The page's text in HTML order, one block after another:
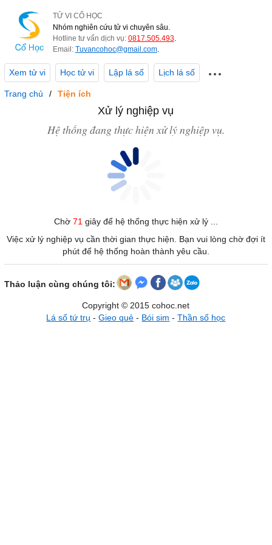
TỬ VI CỔ HỌC
Nhóm nghiên cứu tử vi chuyên sâu.
Hotline tư vấn dịch vụ: 0817.505.493.
Email: Tuvancohoc@gmail.com.
Xem tử vi Học tử vi Lập lá số Lịch lá số
Trang chủ Tiện ích
Xử lý nghiệp vụ
Hệ thống đang thực hiện xử lý nghiệp vụ.
Chờ 71 giây để hệ thống thực hiện xử lý ...
Việc xử lý nghiệp vụ cần thời gian thực hiện. Bạn vui lòng chờ đợi ít
phút để hệ thống hoàn thành yêu cầu.
Thảo luận cùng chúng tôi:
Copyright © 2015 cohoc.net
Lá số tứ trụ -Gieo quẻ - Bói sim -Thần số học